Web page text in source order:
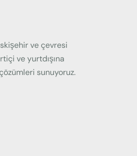
ve çevresi
ve yurtdışına
sunuyoruz.